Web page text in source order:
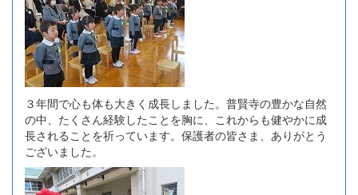
３年間で心も体も大きく成長しました。普賢寺の豊かな自然
の中、たくさん経験したことを胸に、これからも健やかに成
長されることを祈っています。保護者の皆さま、ありがとう
ございました。